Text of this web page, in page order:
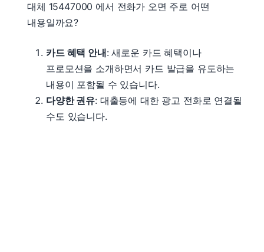
대체 15447000 에서 전화가 오면 주로 어떤
내용일까요?
카드 혜택 안내: 새로운 카드 혜택이나
프로모션을 소개하면서 카드 발급을 유도하는
내용이 포함될 수 있습니다.
다양한 권유: 대출등에 대한 광고 전화로 연결될
수도 있습니다.